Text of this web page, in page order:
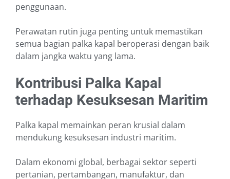
penggunaan.
Perawatan rutin juga penting untuk memastikan
semua bagian palka kapal beroperasi dengan baik
dalam jangka waktu yang lama.
Kontribusi Palka Kapal
terhadap Kesuksesan Maritim
Palka kapal memainkan peran krusial dalam
mendukung kesuksesan industri maritim.
Dalam ekonomi global, berbagai sektor seperti
pertanian, pertambangan, manufaktur, dan